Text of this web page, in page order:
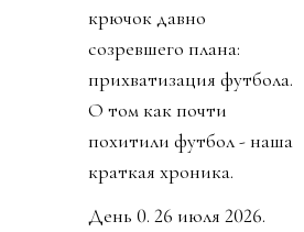
крючок давно
созревшего плана:
прихватизация футбола.
О том как почти
похитили футбол - наша
краткая хроника.
День 0. 26 июля 2026.